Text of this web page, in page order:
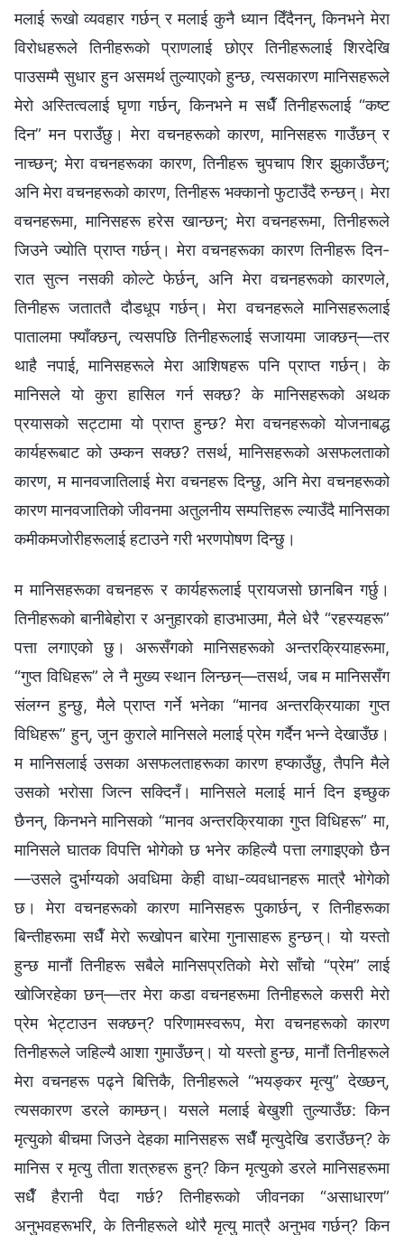
मलाई रूखो व्यवहार गर्छन् र मलाई कुनै ध्यान दिँदैनन्, किनभने मेरा
विरोधहरूले तिनीहरूको प्राणलाई छोएर तिनीहरूलाई शिरदेखि
पाउसम्‍मै सुधार हुन असमर्थ तुल्याएको हुन्छ, त्यसकारण मानिसहरूले
मेरो अस्तित्वलाई घृणा गर्छन्, किनभने म सधैँ तिनीहरूलाई “कष्ट
दिन” मन पराउँछु। मेरा वचनहरूको कारण, मानिसहरू गाउँछन् र
नाच्छन्; मेरा वचनहरूका कारण, तिनीहरू चुपचाप शिर झुकाउँछन्;
अनि मेरा वचनहरूको कारण, तिनीहरू भक्‍कानो फुटाउँदै रुन्छन्। मेरा
वचनहरूमा, मानिसहरू हरेस खान्छन्; मेरा वचनहरूमा, तिनीहरूले
जिउने ज्योति प्राप्त गर्छन्। मेरा वचनहरूका कारण तिनीहरू दिन-
रात सुत्‍न नसकी कोल्टे फेर्छन्, अनि मेरा वचनहरूको कारणले,
तिनीहरू जताततै दौडधूप गर्छन्। मेरा वचनहरूले मानिसहरूलाई
पातालमा फ्याँक्छन्, त्यसपछि तिनीहरूलाई सजायमा जाक्छन्—तर
थाहै नपाई, मानिसहरूले मेरा आशिषहरू पनि प्राप्त गर्छन्। के
मानिसले यो कुरा हासिल गर्न सक्छ? के मानिसहरूको अथक
प्रयासको सट्टामा यो प्राप्त हुन्छ? मेरा वचनहरूको योजनाबद्ध
कार्यहरूबाट को उम्‍कन सक्छ? तसर्थ, मानिसहरूको असफलताको
कारण, म मानवजातिलाई मेरा वचनहरू दिन्छु, अनि मेरा वचनहरूको
कारण मानवजातिको जीवनमा अतुलनीय सम्पत्तिहरू ल्याउँदै मानिसका
कमीकमजोरीहरूलाई हटाउने गरी भरणपोषण दिन्छु।
म मानिसहरूका वचनहरू र कार्यहरूलाई प्रायजसो छानबिन गर्छु।
तिनीहरूको बानीबेहोरा र अनुहारको हाउभाउमा, मैले धेरै “रहस्यहरू”
पत्ता लगाएको छु। अरूसँगको मानिसहरूको अन्तरक्रियाहरूमा,
“गुप्त विधिहरू” ले नै मुख्य स्थान लिन्छन्—तसर्थ, जब म मानिससँग
संलग्‍न हुन्छु, मैले प्राप्त गर्ने भनेका “मानव अन्तरक्रियाका गुप्त
विधिहरू” हुन्, जुन कुराले मानिसले मलाई प्रेम गर्दैन भन्‍ने देखाउँछ।
म मानिसलाई उसका असफलताहरूका कारण हप्काउँछु, तैपनि मैले
उसको भरोसा जित्‍न सक्दिनँ। मानिसले मलाई मार्न दिन इच्छुक
छैनन्, किनभने मानिसको “मानव अन्तरक्रियाका गुप्त विधिहरू” मा,
मानिसले घातक विपत्ति भोगेको छ भनेर कहिल्यै पत्ता लगाइएको छैन
—उसले दुर्भाग्यको अवधिमा केही वाधा-व्यवधानहरू मात्रै भोगेको
छ। मेरा वचनहरूको कारण मानिसहरू पुकार्छन्, र तिनीहरूका
बिन्तीहरूमा सधैँ मेरो रूखोपन बारेमा गुनासाहरू हुन्छन्। यो यस्तो
हुन्छ मानौं तिनीहरू सबैले मानिसप्रतिको मेरो साँचो “प्रेम” लाई
खोजिरहेका छन्—तर मेरा कडा वचनहरूमा तिनीहरूले कसरी मेरो
प्रेम भेट्टाउन सक्छन्? परिणामस्वरूप, मेरा वचनहरूको कारण
तिनीहरूले जहिल्यै आशा गुमाउँछन्। यो यस्तो हुन्छ, मानौं तिनीहरूले
मेरा वचनहरू पढ्ने बित्तिकै, तिनीहरूले “भयङ्कर मृत्यु” देख्छन्,
त्यसकारण डरले काम्छन्। यसले मलाई बेखुशी तुल्याउँछ: किन
मृत्युको बीचमा जिउने देहका मानिसहरू सधैँ मृत्युदेखि डराउँछन्? के
मानिस र मृत्यु तीता शत्रुहरू हुन्? किन मृत्युको डरले मानिसहरूमा
सधैँ हैरानी पैदा गर्छ? तिनीहरूको जीवनका “असाधारण”
अनुभवहरूभरि, के तिनीहरूले थोरै मृत्यु मात्रै अनुभव गर्छन्? किन